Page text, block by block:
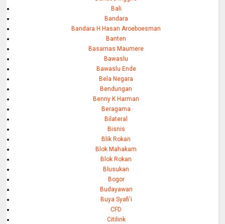
Bali
Bandara
Bandara H Hasan Aroeboesman
Banten
Basarnas Maumere
Bawaslu
Bawaslu Ende
Bela Negara
Bendungan
Benny K Harman
Beragama
Bilateral
Bisnis
Blik Rokan
Blok Mahakam
Blok Rokan
Blusukan
Bogor
Budayawan
Buya Syafi'i
CFD
Citilink